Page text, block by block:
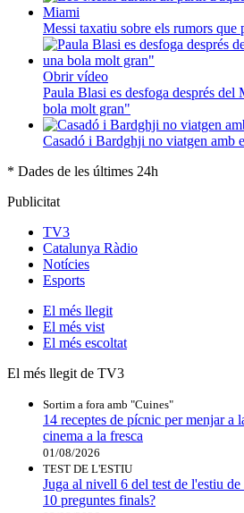
Messi taxatiu sobre els rumors que
Obrir vídeo
Paula Blasi es desfoga després
bola molt gran"
Casadó i Bardghji no viatgen amb
* Dades de les últimes 24h
Publicitat
TV3
Catalunya Ràdio
Notícies
Esports
El més llegit
El més vist
El més escoltat
El més llegit de TV3
Sortim a fora amb "Cuines"
14 receptes de pícnic per menjar a
cinema a la fresca
01/08/2026
TEST DE L'ESTIU
Juga al nivell 6 del test de l'estiu
10 preguntes finals?